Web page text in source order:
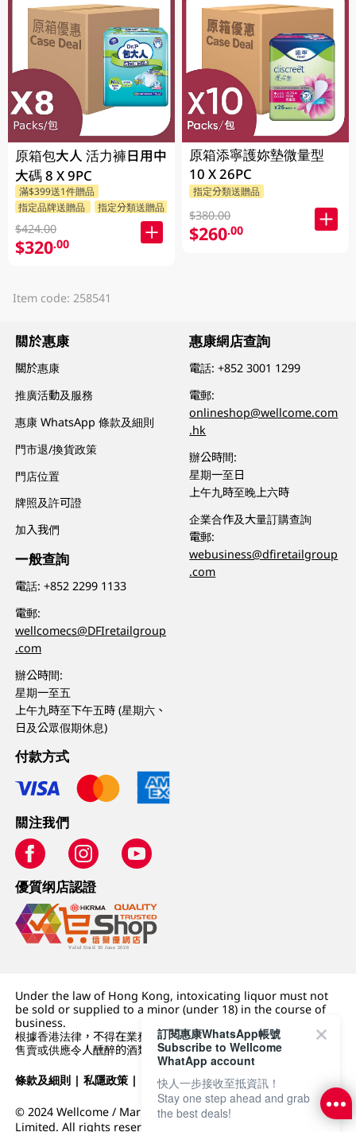
原箱包大人 活力褲日用中
大碼 8 X 9PC
滿$399送1件贈品
指定品牌送贈品
指定分類送贈品
$424.00
$320.00
原箱添寧護妳墊微量型
10 X 26PC
指定分類送贈品
$380.00
$260.00
Item code: 258541
關於惠康
關於惠康
推廣活動及服務
惠康 WhatsApp 條款及細則
門市退/換貨政策
門店位置
牌照及許可證
加入我們
一般查詢
電話:+852 2299 1133
電郵:
wellcomecs@DFIretailgroup
.com
辦公時間:
星期一至五
上午九時至下午五時 (星期六、
日及公眾假期休息)
惠康網店查詢
電話:+852 3001 1299
電郵:
onlineshop@wellcome.com
.hk
辦公時間:
星期一至日
上午九時至晚上六時
企業合作及大量訂購查詢
電郵:
webusiness@dfiretailgroup
.com
付款方式
關注我們
優質纲店認證
Under the law of Hong Kong, intoxicating liquor must not
be sold or supplied to a minor (under 18) in the course of
business.
根據香港法律，不得在業務過程中，向未成年人 (18 歲以下人士)
售賣或供應令人醺醉的酒類。
條款及細則 |私隱政策 | DFI零售集團
© 2024 Wellcome / Market Place. The Dairy Farm Company
Limited. All rights reserved.
訂閱惠康WhatsApp帳號
Subscribe to Wellcome
WhatApp account
快人一步接收至抵資訊！
Stay one step ahead and grab
the best deals!